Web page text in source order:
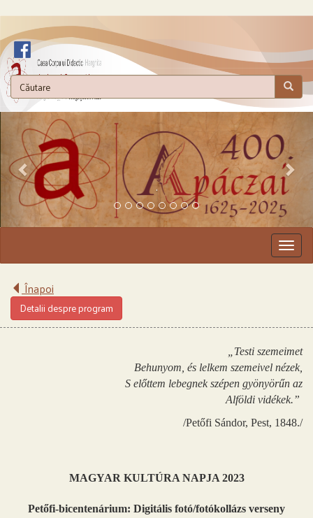
.
Înapoi
Detalii despre program
„Testi szemeimet
Behunyom, és lelkem szemeivel nézek,
S előttem lebegnek szépen gyönyörűn az
Alföldi vidékek.”
/Petőfi Sándor, Pest, 1848./
MAGYAR KULTÚRA NAPJA 2023
Petőfi-bicentenárium: Digitális fotó/fotókollázs verseny